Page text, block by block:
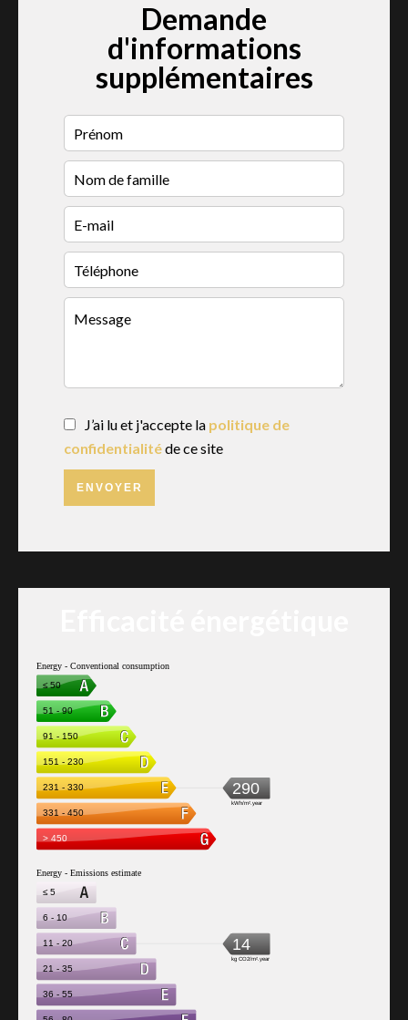
Demande
d'informations
supplémentaires
J’ai lu et j'accepte la politique de
confidentialitéde ce site
ENVOYER